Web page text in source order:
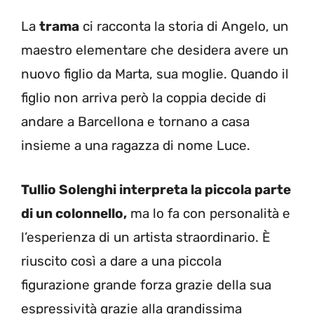
La trama ci racconta la storia di Angelo, un
maestro elementare che desidera avere un
nuovo figlio da Marta, sua moglie. Quando il
figlio non arriva però la coppia decide di
andare a Barcellona e tornano a casa
insieme a una ragazza di nome Luce.
Tullio Solenghi interpreta la piccola parte
di un colonnello, ma lo fa con personalità e
l’esperienza di un artista straordinario. È
riuscito così a dare a una piccola
figurazione grande forza grazie della sua
espressività grazie alla grandissima